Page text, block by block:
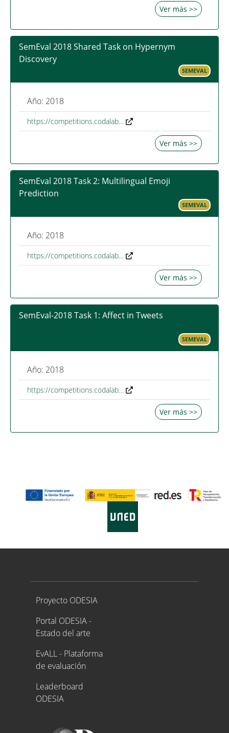
Ver más >>
SemEval 2018 Shared Task on Hypernym
Discovery
SEMEVAL
Año: 2018
https://competitions.codalab…
Ver más >>
SemEval 2018 Task 2: Multilingual Emoji
Prediction
SEMEVAL
Año: 2018
https://competitions.codalab…
Ver más >>
SemEval-2018 Task 1: Affect in Tweets
SEMEVAL
Año: 2018
https://competitions.codalab…
Ver más >>
Proyecto ODESIA
Proyecto ODESIA
Portal ODESIA -
Estado del arte
EvALL - Plataforma
de evaluación
Leaderboard
ODESIA